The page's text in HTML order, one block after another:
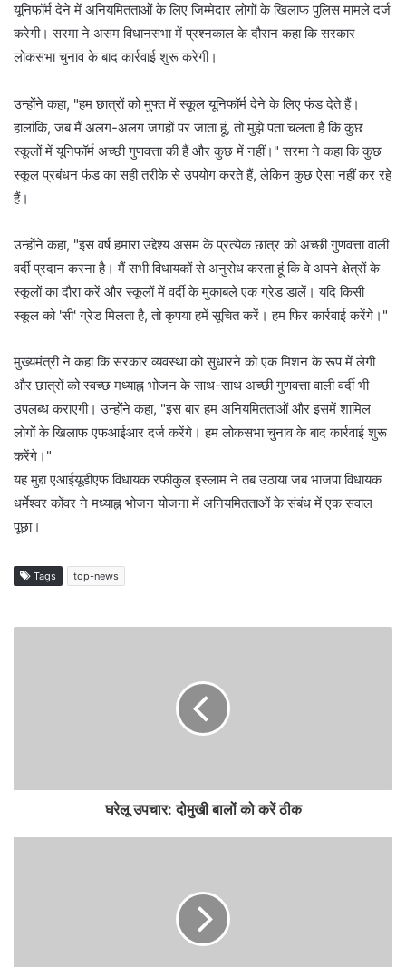
यूनिफॉर्म देने में अनियमितताओं के लिए जिम्मेदार लोगों के खिलाफ पुलिस मामले दर्ज
करेगी। सरमा ने असम विधानसभा में प्रश्नकाल के दौरान कहा कि सरकार
लोकसभा चुनाव के बाद कार्रवाई शुरू करेगी।
उन्होंने कहा, "हम छात्रों को मुफ्त में स्कूल यूनिफॉर्म देने के लिए फंड देते हैं।
हालांकि, जब मैं अलग-अलग जगहों पर जाता हूं, तो मुझे पता चलता है कि कुछ
स्कूलों में यूनिफॉर्म अच्छी गुणवत्ता की हैं और कुछ में नहीं।" सरमा ने कहा कि कुछ
स्कूल प्रबंधन फंड का सही तरीके से उपयोग करते हैं, लेकिन कुछ ऐसा नहीं कर रहे
हैं।
उन्होंने कहा, "इस वर्ष हमारा उद्देश्य असम के प्रत्येक छात्र को अच्छी गुणवत्ता वाली
वर्दी प्रदान करना है। मैं सभी विधायकों से अनुरोध करता हूं कि वे अपने क्षेत्रों के
स्कूलों का दौरा करें और स्कूलों में वर्दी के मुकाबले एक ग्रेड डालें। यदि किसी
स्कूल को 'सी' ग्रेड मिलता है, तो कृपया हमें सूचित करें। हम फिर कार्रवाई करेंगे।"
मुख्यमंत्री ने कहा कि सरकार व्यवस्था को सुधारने को एक मिशन के रूप में लेगी
और छात्रों को स्वच्छ मध्याह्न भोजन के साथ-साथ अच्छी गुणवत्ता वाली वर्दी भी
उपलब्ध कराएगी। उन्होंने कहा, "इस बार हम अनियमितताओं और इसमें शामिल
लोगों के खिलाफ एफआईआर दर्ज करेंगे। हम लोकसभा चुनाव के बाद कार्रवाई शुरू
करेंगे।"
यह मुद्दा एआईयूडीएफ विधायक रफीकुल इस्लाम ने तब उठाया जब भाजपा विधायक
धर्मेश्वर कोंवर ने मध्याह्न भोजन योजना में अनियमितताओं के संबंध में एक सवाल
पूछा।
Tags top-news
घरेलू उपचार: दोमुखी बालों को करें ठीक